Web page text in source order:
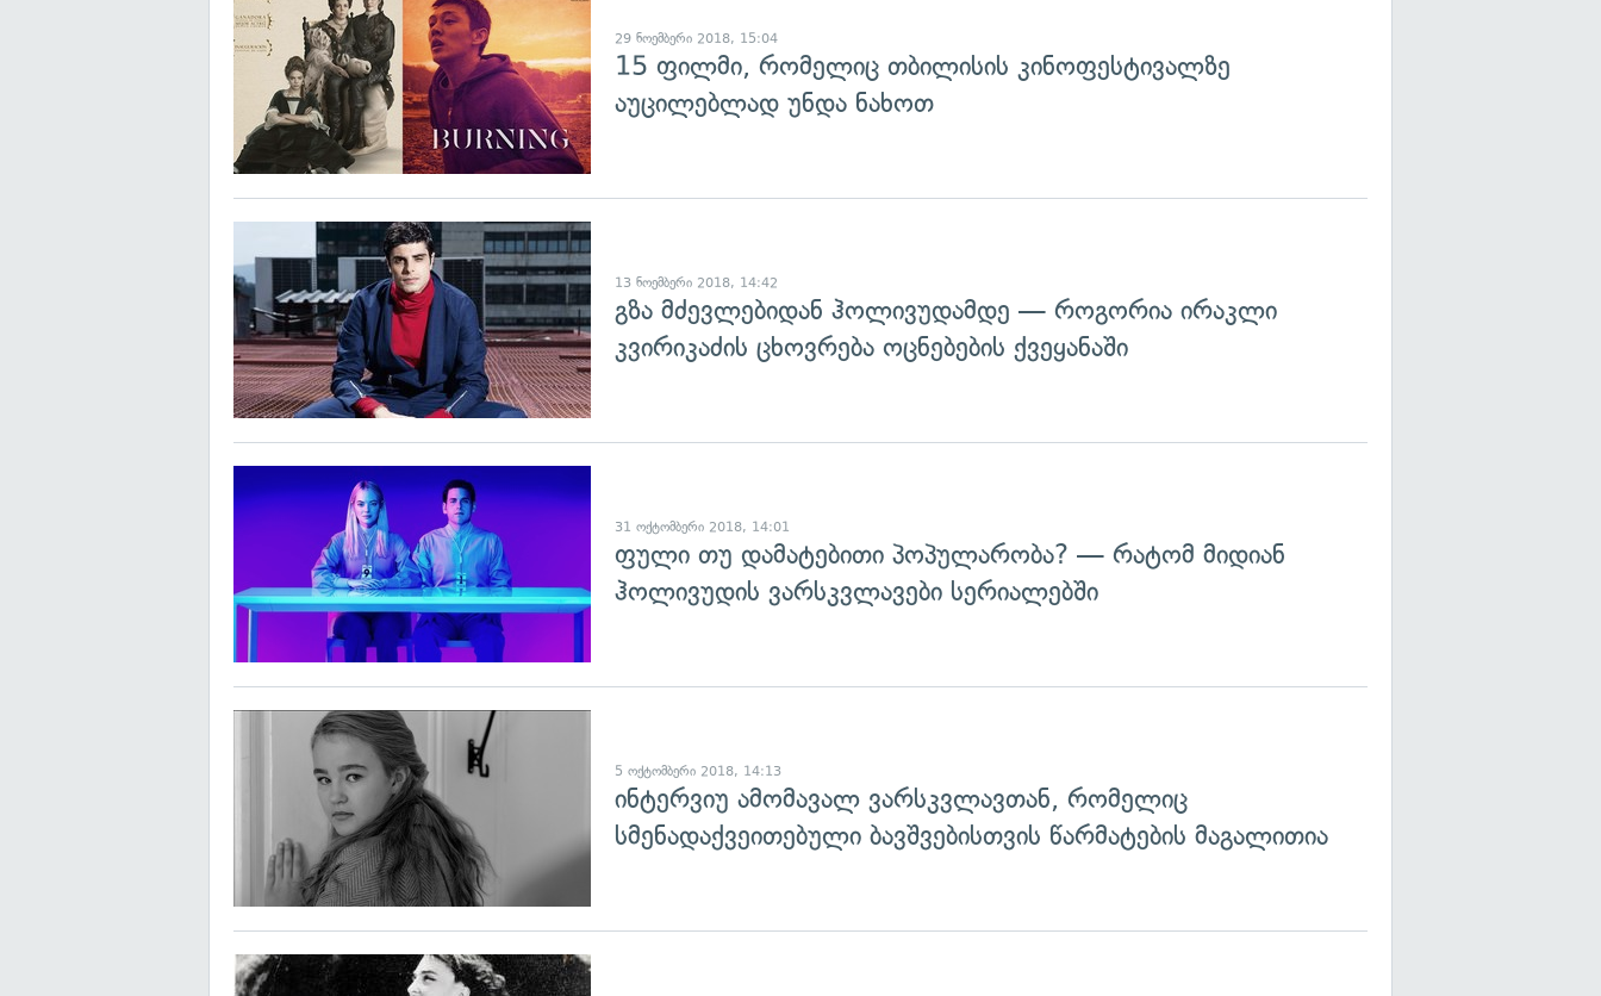
29 ნოემბერი 2018, 15:04
15 ფილმი, რომელიც თბილისის კინოფესტივალზე
აუცილებლად უნდა ნახოთ
13 ნოემბერი 2018, 14:42
გზა მძევლებიდან ჰოლივუდამდე — როგორია ირაკლი
კვირიკაძის ცხოვრება ოცნებების ქვეყანაში
31 ოქტომბერი 2018, 14:01
ფული თუ დამატებითი პოპულარობა? — რატომ მიდიან
ჰოლივუდის ვარსკვლავები სერიალებში
5 ოქტომბერი 2018, 14:13
ინტერვიუ ამომავალ ვარსკვლავთან, რომელიც
სმენადაქვეითებული ბავშვებისთვის წარმატების მაგალითია